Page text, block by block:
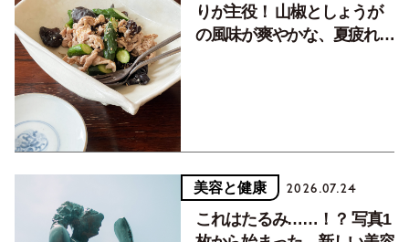
りが主役！ 山椒としょうが
の風味が爽やかな、夏疲れを
美容と健康 2026.07.24
これはたるみ……！？ 写真1